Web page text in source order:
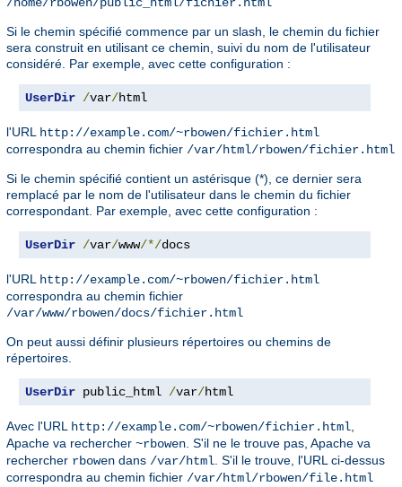
/home/rbowen/public_html/fichier.html
Si le chemin spécifié commence par un slash, le chemin du fichier
sera construit en utilisant ce chemin, suivi du nom de l'utilisateur
considéré. Par exemple, avec cette configuration :
UserDir /var/html
l'URL http://example.com/~rbowen/fichier.html
correspondra au chemin fichier /var/html/rbowen/fichier.html
Si le chemin spécifié contient un astérisque (*), ce dernier sera
remplacé par le nom de l'utilisateur dans le chemin du fichier
correspondant. Par exemple, avec cette configuration :
UserDir /var/www/*/docs
l'URL http://example.com/~rbowen/fichier.html
correspondra au chemin fichier
/var/www/rbowen/docs/fichier.html
On peut aussi définir plusieurs répertoires ou chemins de
répertoires.
UserDir public_html /var/html
Avec l'URL http://example.com/~rbowen/fichier.html,
Apache va rechercher ~rbowen. S'il ne le trouve pas, Apache va
rechercher rbowen dans /var/html. S'il le trouve, l'URL ci-dessus
correspondra au chemin fichier /var/html/rbowen/file.html